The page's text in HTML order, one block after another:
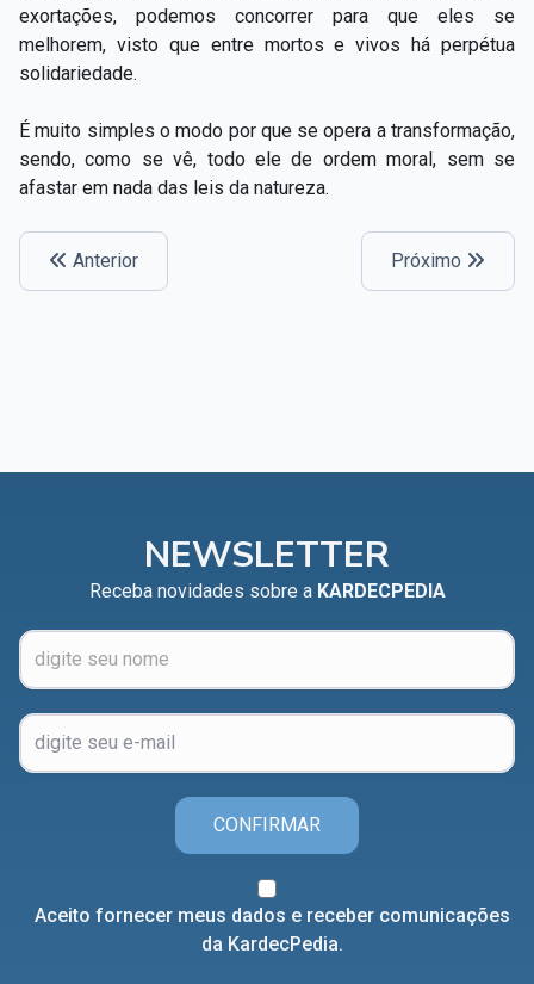
exortações, podemos concorrer para que eles se
melhorem, visto que entre mortos e vivos há perpétua
solidariedade.
É muito simples o modo por que se opera a transformação,
sendo, como se vê, todo ele de ordem moral, sem se
afastar em nada das leis da natureza.
Anterior Próximo
NEWSLETTER
Receba novidades sobre a KARDECPEDIA
CONFIRMAR
Aceito fornecer meus dados e receber comunicações
da KardecPedia.